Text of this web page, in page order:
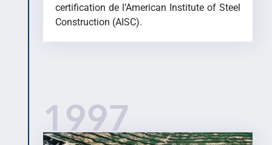
certification de l’American Institute of Steel
Construction (AISC).
1997